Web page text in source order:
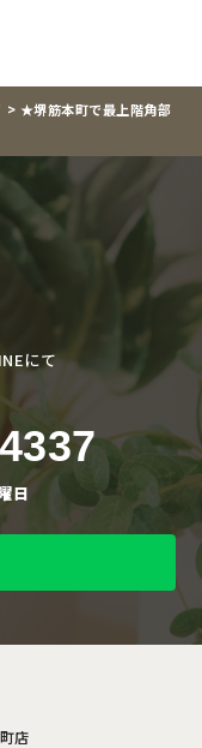
> ★堺筋本町で最上階角部
にて
日
店